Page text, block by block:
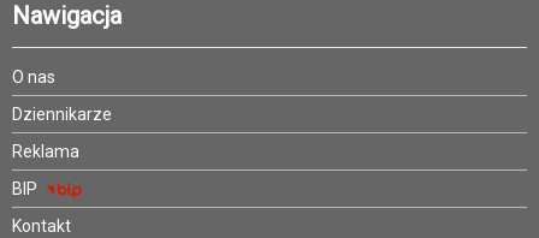
Nawigacja
O nas
Dziennikarze
Reklama
BIP
Kontakt